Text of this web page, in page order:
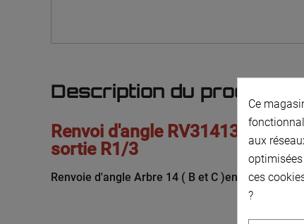
Description du produit
Renvoi d'angle RV3141309
sortie R1/3
Renvoie d'angle Arbre 14 ( B et C )en abres de
Ce
aux
ces
?